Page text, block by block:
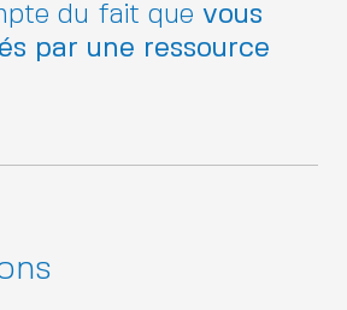
du fait que vous
par une ressource